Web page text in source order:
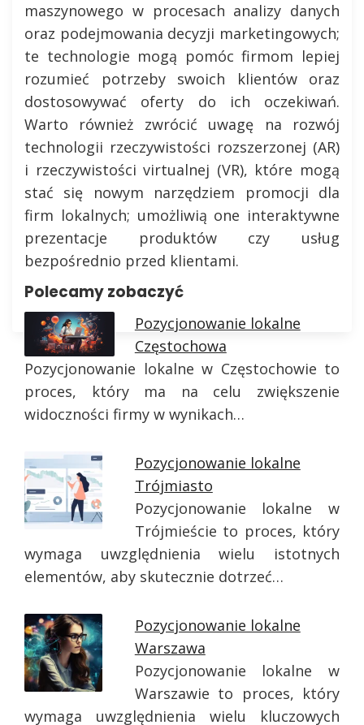
maszynowego w procesach analizy danych
oraz podejmowania decyzji marketingowych;
te technologie mogą pomóc firmom lepiej
rozumieć potrzeby swoich klientów oraz
dostosowywać oferty do ich oczekiwań.
Warto również zwrócić uwagę na rozwój
technologii rzeczywistości rozszerzonej (AR)
i rzeczywistości virtualnej (VR), które mogą
stać się nowym narzędziem promocji dla
firm lokalnych; umożliwią one interaktywne
prezentacje produktów czy usług
bezpośrednio przed klientami.
Polecamy zobaczyć
Pozycjonowanie lokalne
Częstochowa
Pozycjonowanie lokalne w Częstochowie to
proces, który ma na celu zwiększenie
widoczności firmy w wynikach…
Pozycjonowanie lokalne
Trójmiasto
Pozycjonowanie lokalne w
Trójmieście to proces, który
wymaga uwzględnienia wielu istotnych
elementów, aby skutecznie dotrzeć…
Pozycjonowanie lokalne
Warszawa
Pozycjonowanie lokalne w
Warszawie to proces, który
wymaga uwzględnienia wielu kluczowych